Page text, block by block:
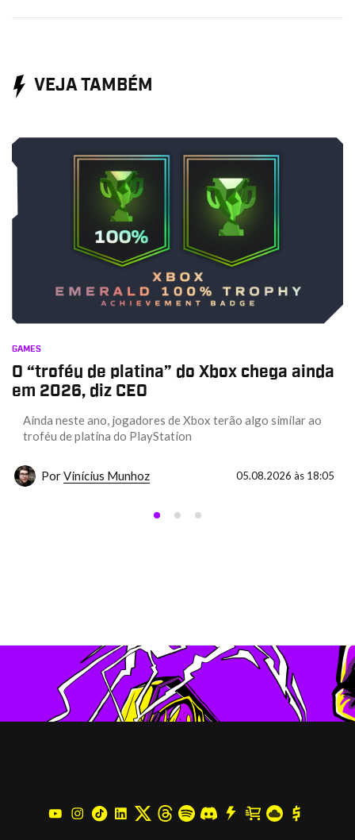
VEJA TAMBÉM
GAMES
O “troféu de platina” do Xbox chega ainda
em 2026, diz CEO
Ainda neste ano, jogadores de Xbox terão algo similar ao
troféu de platina do PlayStation
PorVinícius Munhoz 05.08.2026 às 18:05